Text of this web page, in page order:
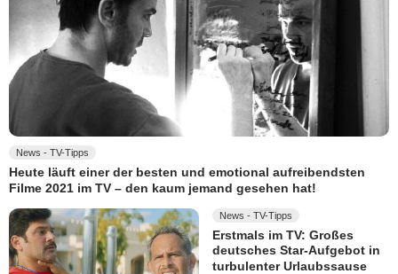
News - TV-Tipps
Heute läuft einer der besten und emotional aufreibendsten
Filme 2021 im TV – den kaum jemand gesehen hat!
News - TV-Tipps
Erstmals im TV: Großes
deutsches Star-Aufgebot in
turbulenter Urlaubssause